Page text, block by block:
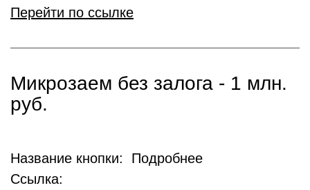
Перейти по ссылке
Микрозаем без залога - 1 млн.
руб.
Название кнопки: Подробнее
Ссылка: